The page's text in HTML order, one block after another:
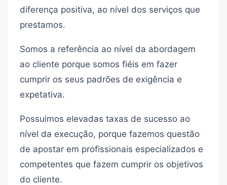
diferença positiva, ao nível dos serviços que
prestamos.
Somos a referência ao nível da abordagem
ao cliente porque somos fiéis em fazer
cumprir os seus padrões de exigência e
expetativa.
Possuimos elevadas taxas de sucesso ao
nível da execução, porque fazemos questão
de apostar em profissionais especializados e
competentes que fazem cumprir os objetivos
do cliente.